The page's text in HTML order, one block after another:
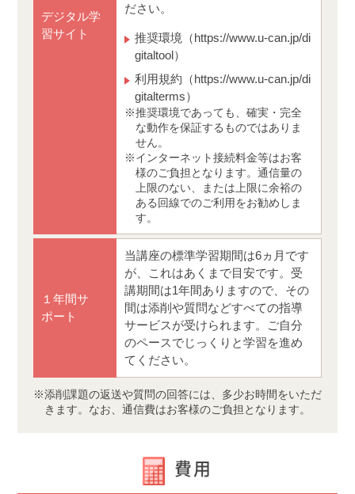
デジタル学
習サイト
ださい。
推奨環境（https://www.u-can.jp/di
gitaltool）
利用規約（https://www.u-can.jp/di
gitalterms）
推奨環境であっても、確実・完全
な動作を保証するものではありま
せん。
インターネット接続料金等はお客
様のご負担となります。通信量の
上限のない、または上限に余裕の
ある回線でのご利用をお勧めしま
す。
１年間サ
ポート
当講座の標準学習期間は6ヵ月です
が、これはあくまで目安です。受
講期間は1年間ありますので、その
間は添削や質問などすべての指導
サービスが受けられます。ご自分
のペースでじっくりと学習を進め
てください。
添削課題の返送や質問の回答には、多少お時間をいただ
きます。なお、通信費はお客様のご負担となります。
費用